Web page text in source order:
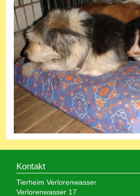
Kontakt
Tierheim Verlorenwasser
Verlorenwasser 17